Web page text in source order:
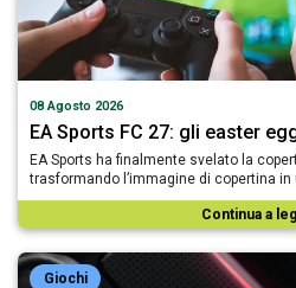
08 Agosto 2026
EA Sports FC 27: gli easter
EA Sports ha finalmente svelato la
trasformando l’immagine di copertina in
Continua a
Giochi